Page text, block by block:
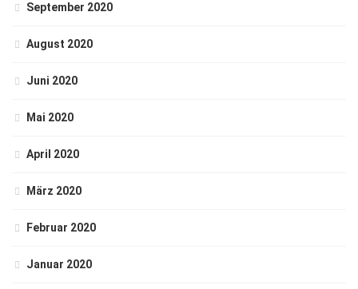
September 2020
August 2020
Juni 2020
Mai 2020
April 2020
März 2020
Februar 2020
Januar 2020